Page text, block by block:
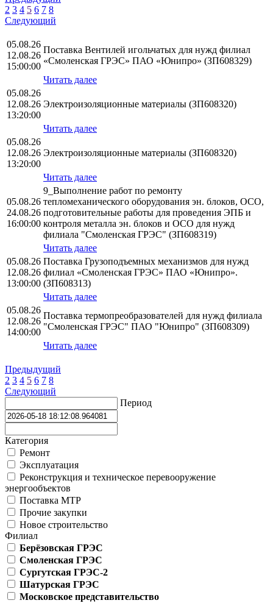
2 3 4 5 6 7 8
Следующий
05.08.26
12.08.26
15:00:00
Поставка Вентилей игольчатых для нужд филиал
«Смоленская ГРЭС» ПАО «Юнипро» (ЗП608329)
Читать далее
05.08.26
12.08.26
13:20:00
Электроизоляционные материалы (ЗП608320)
Читать далее
05.08.26
12.08.26
13:20:00
Электроизоляционные материалы (ЗП608320)
Читать далее
05.08.26
24.08.26
16:00:00
9_Выполнение работ по ремонту
тепломеханического оборудования эн. блоков, ОСО,
подготовительные работы для проведения ЭПБ и
контроля металла эн. блоков и ОСО для нужд
филиала "Смоленская ГРЭС" (ЗП608319)
Читать далее
05.08.26
12.08.26
13:00:00
Поставка Грузоподъемных механизмов для нужд
филиал «Смоленская ГРЭС» ПАО «Юнипро».
(ЗП608313)
Читать далее
05.08.26
12.08.26
14:00:00
Поставка термопреобразователей для нужд филиала
"Смоленская ГРЭС" ПАО "Юнипро" (ЗП608309)
Читать далее
Предыдущий
2 3 4 5 6 7 8
Следующий
Период
Категория
Ремонт
Эксплуатация
Реконструкция и техническое перевооружение
энергообъектов
Поставка МТР
Прочие закупки
Новое строительство
Филиал
Берёзовская ГРЭС
Смоленская ГРЭС
Сургутская ГРЭС-2
Шатурская ГРЭС
Московское представительство